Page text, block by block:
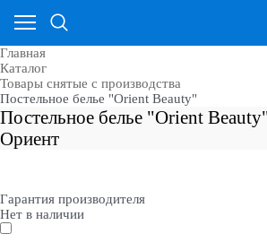
Главная
Каталог
Товары снятые с производства
Постельное белье "Orient Beauty"
Постельное белье "Orient
Ориент
Гарантия производителя
Нет в наличии